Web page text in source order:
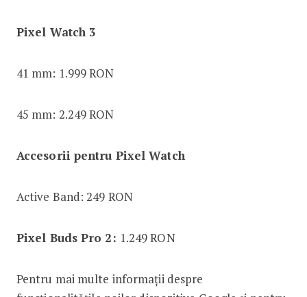
Pixel Watch 3
41 mm: 1.999 RON
45 mm: 2.249 RON
Accesorii pentru Pixel Watch
Active Band: 249 RON
Pixel Buds Pro 2: 1.249 RON
Pentru mai multe informații despre